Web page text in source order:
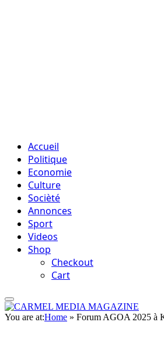
Accueil
Politique
Economie
Culture
Socièté
Annonces
Sport
Videos
Shop
Checkout
Cart
You are at:Home » Forum AGOA 2025 à